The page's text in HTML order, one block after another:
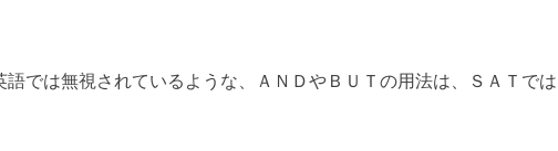
語では無視されているような、ＡＮＤやＢＵＴの用法は、ＳＡＴでは